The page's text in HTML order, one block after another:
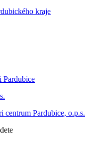
kraje
Pardubice
centrum Pardubice, o.p.s.